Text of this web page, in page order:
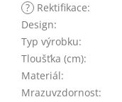
? Rektifikace:
Design:
Typ výrobku:
Tloušťka (cm):
Materiál:
Mrazuvzdornost: